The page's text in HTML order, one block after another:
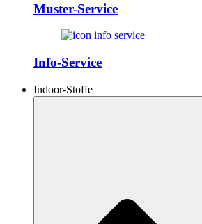
Muster-Service
Info-Service
Indoor-Stoffe